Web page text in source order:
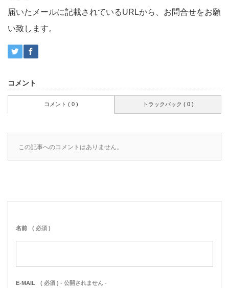
届いたメールに記載されているURLから、お問合せをお願
い致します。
コメント
コメント ( 0 ) トラックバック ( 0 )
この記事へのコメントはありません。
名前 ( 必須 )
E-MAIL ( 必須 ) - 公開されません -